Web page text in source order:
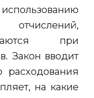
при
Закон вводит
расходования
на какие